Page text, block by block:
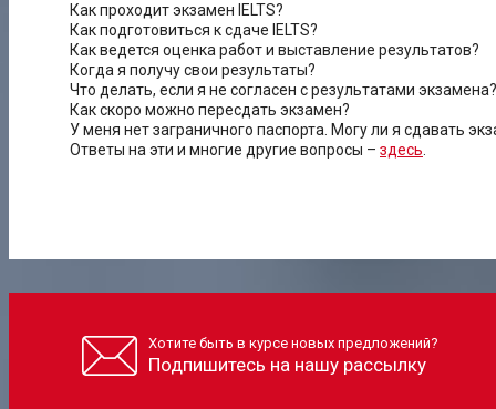
Как проходит экзамен IELTS?
Как подготовиться к сдаче IELTS?
Как ведется оценка работ и выставление результатов?
Когда я получу свои результаты?
Что делать, если я не согласен с результатами экзамена?
Как скоро можно пересдать экзамен?
У меня нет заграничного паспорта. Могу ли я сдавать
Ответы на эти и многие другие вопросы – здесь
Хотите быть в курсе новых предложений?
Подпишитесь на нашу рассылку